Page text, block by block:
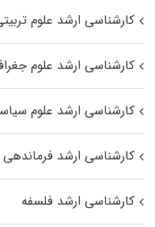
کارشناسی ارشد علوم
کارشناسی ارشد علوم
کارشناسی ارشد علوم
کارشناسی ارشد
کارشناسی ارشد فلسفه